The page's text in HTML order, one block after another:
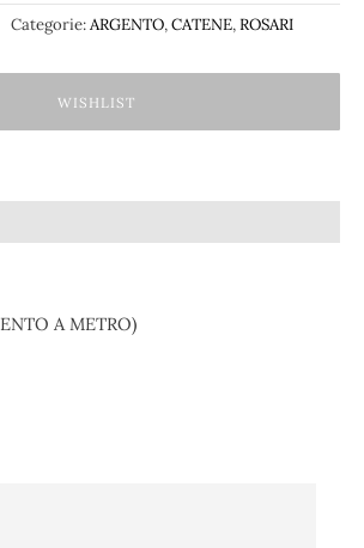
Categorie:ARGENTO,CATENE,ROSARI
WISHLIST
A METRO)